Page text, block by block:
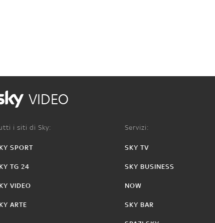
VIDEO
i siti di Sky:
SPORT
TG 24
VIDEO
ARTE
Servizi:
SKY TV
SKY BUSINESS
NOW
SKY BAR